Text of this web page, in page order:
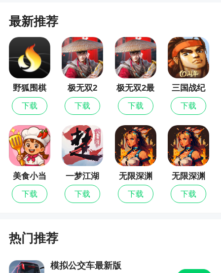
水源等因素，合理利用资源，提高产量
2、你不仅是消除高手，更是家居设计大师。用
你的智慧和创意，将废弃的庄园变成梦中的乌托
邦，享受每一次消除带来的惊喜，感受每一次装修
完成的成就感。现在就加入麦吉庄园，开启你的梦
幻家装之旅吧
3、游戏中还有各种类型的任务和挑战，完成这
些任务可以获得丰富的奖励和经验
更新日志
《麦吉庄园》更新啦！
数百个主线任务更新放出！
最好的祝福，
麦吉庄园团队
最新推荐
野狐围棋
下载
极无双2
下载
极无双2最
新版
下载
三国战纪
下载
美食小当
家
下载
一梦江湖
下载
无限深渊
下载
无限深渊
最新版
下载
热门推荐
模拟公交车最新版